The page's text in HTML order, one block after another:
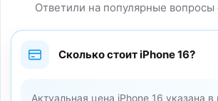
Ответили на популярные вопросы
Сколько стоит iPhone 16?
Актуальная цена iPhone 16 указана в